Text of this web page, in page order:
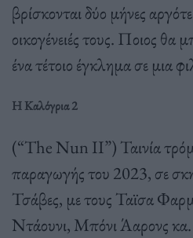
βρίσκονται δύο μήνες
οικογένειές τους. Ποιος θα
ένα τέτοιο έγκλημα σε μια
H Καλόγρια 2
(“The Nun II”) Ταινία
παραγωγής του 2023, σε
Τσάβες, με τους Ταϊσα
Ντάουνι, Μπόνι Άαρονς κα.